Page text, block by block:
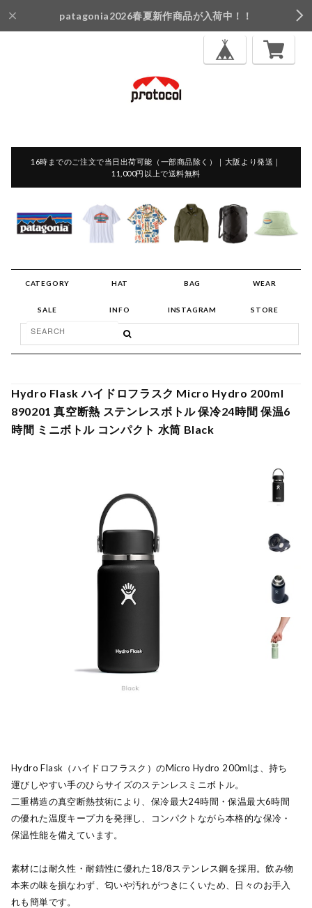
patagonia2026春夏新作商品が入荷中！！
16時までのご注文で当日出荷可能（一部商品除く）｜大阪より発送｜
11,000円以上で送料無料
CATEGORY HAT BAG WEAR
SALE INFO INSTAGRAM STORE
Hydro Flask ハイドロフラスク Micro Hydro 200ml
890201 真空断熱 ステンレスボトル 保冷24時間 保温6
時間 ミニボトル コンパクト 水筒 Black
Hydro Flask（ハイドロフラスク）のMicro Hydro 200mlは、持ち
運びしやすい手のひらサイズのステンレスミニボトル。
二重構造の真空断熱技術により、保冷最大24時間・保温最大6時間
の優れた温度キープ力を発揮し、コンパクトながら本格的な保冷・
保温性能を備えています。
素材には耐久性・耐錆性に優れた18/8ステンレス鋼を採用。飲み物
本来の味を損なわず、匂いや汚れがつきにくいため、日々のお手入
れも簡単です。